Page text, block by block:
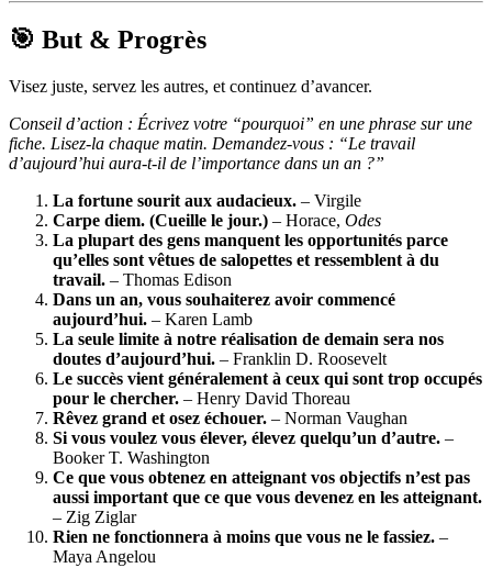
🎯 But & Progrès
Visez juste, servez les autres, et continuez d’avancer.
Conseil d’action : Écrivez votre “pourquoi” en une phrase sur une
fiche. Lisez-la chaque matin. Demandez-vous : “Le travail
d’aujourd’hui aura-t-il de l’importance dans un an ?”
La fortune sourit aux audacieux. – Virgile
Carpe diem. (Cueille le jour.) – Horace, Odes
La plupart des gens manquent les opportunités parce
qu’elles sont vêtues de salopettes et ressemblent à du
travail. – Thomas Edison
Dans un an, vous souhaiterez avoir commencé
aujourd’hui. – Karen Lamb
La seule limite à notre réalisation de demain sera nos
doutes d’aujourd’hui. – Franklin D. Roosevelt
Le succès vient généralement à ceux qui sont trop occupés
pour le chercher. – Henry David Thoreau
Rêvez grand et osez échouer. – Norman Vaughan
Si vous voulez vous élever, élevez quelqu’un d’autre. –
Booker T. Washington
Ce que vous obtenez en atteignant vos objectifs n’est pas
aussi important que ce que vous devenez en les atteignant.
– Zig Ziglar
Rien ne fonctionnera à moins que vous ne le fassiez. –
Maya Angelou